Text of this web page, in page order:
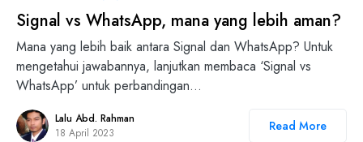
Signal vs WhatsApp, mana yang lebih aman?
Mana yang lebih baik antara Signal dan WhatsApp? Untuk
mengetahui jawabannya, lanjutkan membaca ‘Signal vs
WhatsApp’ untuk perbandingan…
Lalu Abd. Rahman
18 April 2023
Read More